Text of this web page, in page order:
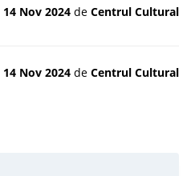
14 Nov 2024 de Centrul Cultural
14 Nov 2024 de Centrul Cultural